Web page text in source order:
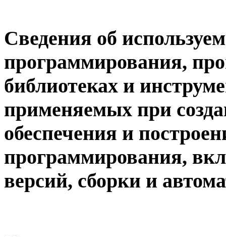
Сведения об
программирования,
библиотеках и
применяемых при
обеспечения и
программирования,
версий, сборки и